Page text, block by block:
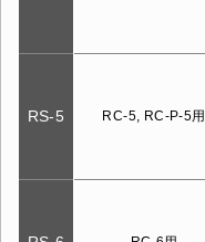
RS-5 RC-5, RC-P-5用